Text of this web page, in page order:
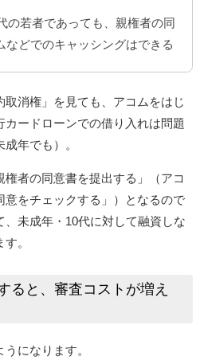
の若者であっても、親権者の同
などでのキャッシングはできる
消権」を見ても、アコムをはじ
ードローンでの借り入れは問題
年でも）。
者の同意書を提出する」（アコ
意をチェックする」）となるので
未成年・10代に対して融資しな
。
ると、審査コストが増え
になります。